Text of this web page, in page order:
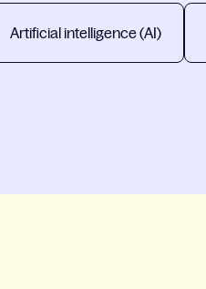
Artificial intelligence (AI)